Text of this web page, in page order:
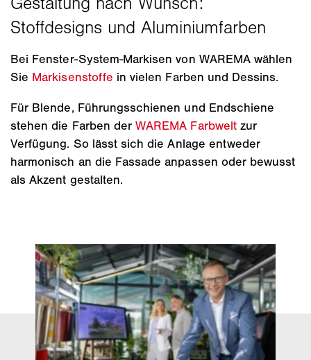
Bei Fenster-System-Markisen von WAREMA wählen
Sie Markisenstoffe in vielen Farben und Dessins.
Für Blende, Führungsschienen und Endschiene
stehen die Farben derWAREMA Farbweltzur
Verfügung. So lässt sich die Anlage entweder
harmonisch an die Fassade anpassen oder bewusst
als Akzent gestalten.